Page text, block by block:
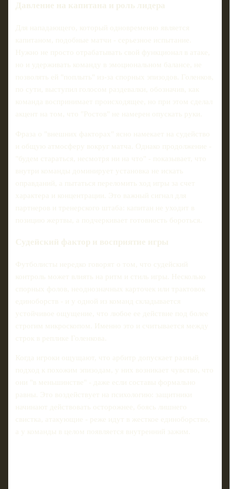
Давление на капитана и роль лидера
Для нападающего, который одновременно является
капитаном, подобные матчи - серьезное испытание.
Нужно не просто отрабатывать свой функционал в атаке,
но и удерживать команду в эмоциональном балансе, не
позволять ей "поплыть" из-за спорных эпизодов. Голенков,
по сути, выступил голосом раздевалки, обозначив, как
команда воспринимает происходящее, но при этом сделал
акцент на том, что "Ростов" не намерен опускать руки.
Фраза о "внешних факторах" ясно намекает на судейство
и общую атмосферу вокруг матча. Однако продолжение -
"будем стараться, несмотря ни на что" - показывает, что
внутри команды доминирует установка не искать
оправданий, а пытаться переломить ход игры за счет
характера и концентрации. Это важный сигнал для
партнеров и тренерского штаба: капитан не уходит в
позицию жертвы, а подчеркивает готовность бороться.
Судейский фактор и восприятие игры
Футболисты нередко говорят о том, что судейский
контроль может влиять на ритм и стиль игры. Несколько
спорных фолов, неоднозначных карточек или трактовок
единоборств - и у одной из команд складывается
устойчивое ощущение, что любое ее действие под более
строгим микроскопом. Именно это и считывается между
строк в реплике Голенкова.
Когда игроки ощущают, что арбитр допускает разный
подход к похожим эпизодам, у них возникает чувство, что
они "в меньшинстве" - даже если составы формально
равны. Это воздействует на психологию: защитники
начинают действовать осторожнее, боясь лишнего
свистка, атакующие - реже идут в жесткое единоборство,
а у команды в целом появляется внутренний зажим.